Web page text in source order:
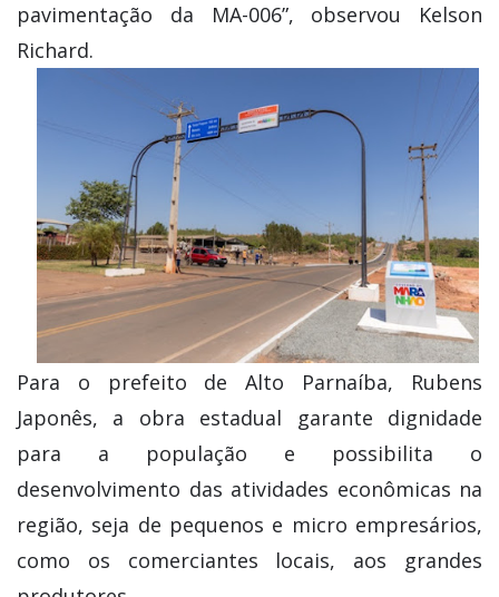
pavimentação da MA-006”, observou Kelson
Richard.
Para o prefeito de Alto Parnaíba, Rubens
Japonês, a obra estadual garante dignidade
para a população e possibilita o
desenvolvimento das atividades econômicas na
região, seja de pequenos e micro empresários,
como os comerciantes locais, aos grandes